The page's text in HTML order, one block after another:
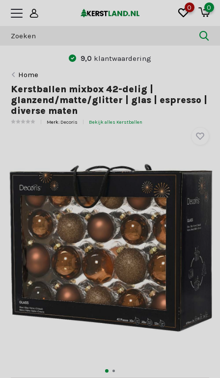
0 0
9,0 klantwaardering
Home
Kerstballen mixbox 42-delig |
glanzend/matte/glitter | glas | espresso |
diverse maten
Merk: Decoris Bekijk alles Kerstballen